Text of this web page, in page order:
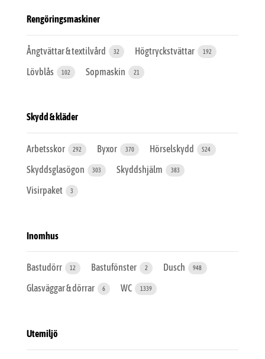
Rengöringsmaskiner
Ångtvättar & textilvård 32 Högtryckstvättar 192
Lövblås 102 Sopmaskin 21
Skydd & kläder
Arbetsskor 292 Byxor 370 Hörselskydd 524
Skyddsglasögon 303 Skyddshjälm 383
Visirpaket 3
Inomhus
Bastudörr 12 Bastufönster 2 Dusch 948
Glasväggar & dörrar 6 WC 1339
Utemiljö